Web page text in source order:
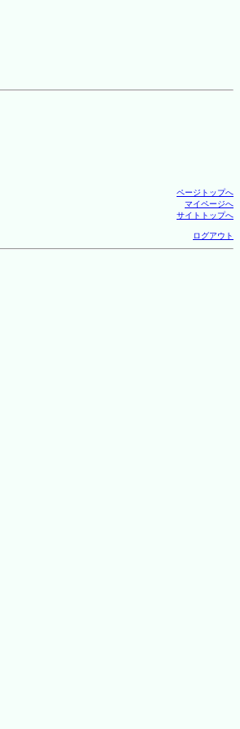
ページトップへ
マイページへ
サイトトップへ
ログアウト